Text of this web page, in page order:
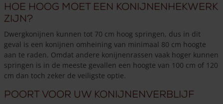
Hoe hoog moet een konijnenhekwerk
zijn?
Dwergkonijnen kunnen tot 70 cm hoog springen, dus in dit
geval is een konijnen omheining van minimaal 80 cm hoogte
aan te raden. Omdat andere konijnenrassen vaak hoger kunnen
springen is in de meeste gevallen een hoogte van 100 cm of 120
cm dan toch zeker de veiligste optie.
Poort voor uw konijnenverblijf